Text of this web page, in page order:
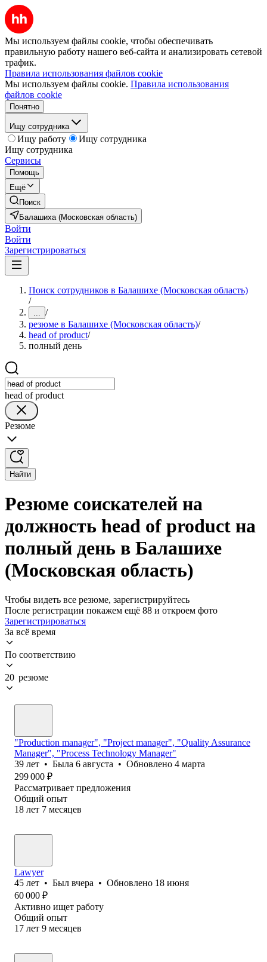
Мы используем файлы cookie, чтобы обеспечивать
правильную работу нашего веб-сайта и анализировать сетевой
трафик.
Правила использования файлов cookie
Мы используем файлы cookie. Правила использования
файлов cookie
Понятно
Ищу сотрудника
Ищу работу
Ищу сотрудника
Ищу сотрудника
Сервисы
Помощь
Ещё
Поиск
Балашиха (Московская область)
Войти
Войти
Зарегистрироваться
Поиск сотрудников в Балашихе (Московская область)
/
... /
резюме в Балашихе (Московская область)/
head of product/
полный день
head of product
Резюме
Найти
Резюме соискателей на
должность head of product на
полный день в Балашихе
(Московская область)
Чтобы видеть все резюме, зарегистрируйтесь
После регистрации покажем ещё 88 и откроем фото
Зарегистрироваться
За всё время
По соответствию
20 резюме
"Production manager", "Project manager", "Quality Assurance
Manager", "Process Technology Manager"
39 лет • Была 6 августа • Обновлено 4 марта
299 000 ₽
Рассматривает предложения
Общий опыт
18 лет 7 месяцев
Lawyer
45 лет • Был вчера • Обновлено 18 июня
60 000 ₽
Активно ищет работу
Общий опыт
17 лет 9 месяцев